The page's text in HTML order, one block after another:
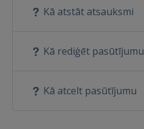
Kā atstāt atsauksmi
Kā rediģēt pasūtījumu
Kā atcelt pasūtījumu